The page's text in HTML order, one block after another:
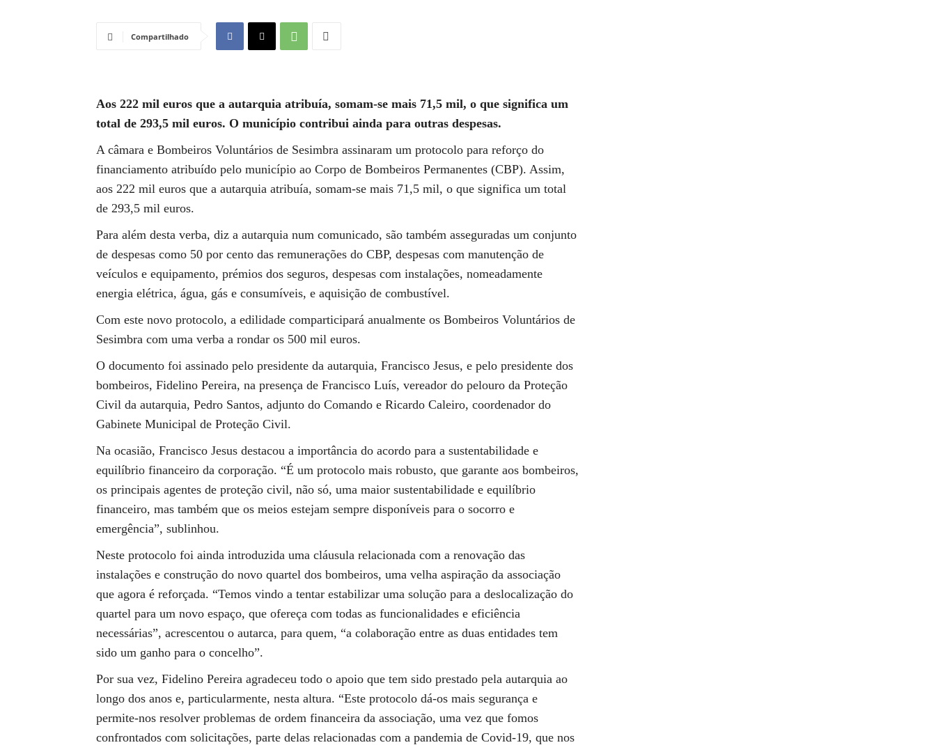
Compartilhado
Aos 222 mil euros que a autarquia atribuía, somam-se mais 71,5 mil, o que significa um
total de 293,5 mil euros. O município contribui ainda para outras despesas.
A câmara e Bombeiros Voluntários de Sesimbra assinaram um protocolo para reforço do
financiamento atribuído pelo município ao Corpo de Bombeiros Permanentes (CBP). Assim,
aos 222 mil euros que a autarquia atribuía, somam-se mais 71,5 mil, o que significa um total
de 293,5 mil euros.
Para além desta verba, diz a autarquia num comunicado, são também asseguradas um conjunto
de despesas como 50 por cento das remunerações do CBP, despesas com manutenção de
veículos e equipamento, prémios dos seguros, despesas com instalações, nomeadamente
energia elétrica, água, gás e consumíveis, e aquisição de combustível.
Com este novo protocolo, a edilidade comparticipará anualmente os Bombeiros Voluntários de
Sesimbra com uma verba a rondar os 500 mil euros.
O documento foi assinado pelo presidente da autarquia, Francisco Jesus, e pelo presidente dos
bombeiros, Fidelino Pereira, na presença de Francisco Luís, vereador do pelouro da Proteção
Civil da autarquia, Pedro Santos, adjunto do Comando e Ricardo Caleiro, coordenador do
Gabinete Municipal de Proteção Civil.
Na ocasião, Francisco Jesus destacou a importância do acordo para a sustentabilidade e
equilíbrio financeiro da corporação. “É um protocolo mais robusto, que garante aos bombeiros,
os principais agentes de proteção civil, não só, uma maior sustentabilidade e equilíbrio
financeiro, mas também que os meios estejam sempre disponíveis para o socorro e
emergência”, sublinhou.
Neste protocolo foi ainda introduzida uma cláusula relacionada com a renovação das
instalações e construção do novo quartel dos bombeiros, uma velha aspiração da associação
que agora é reforçada. “Temos vindo a tentar estabilizar uma solução para a deslocalização do
quartel para um novo espaço, que ofereça com todas as funcionalidades e eficiência
necessárias”, acrescentou o autarca, para quem, “a colaboração entre as duas entidades tem
sido um ganho para o concelho”.
Por sua vez, Fidelino Pereira agradeceu todo o apoio que tem sido prestado pela autarquia ao
longo dos anos e, particularmente, nesta altura. “Este protocolo dá-os mais segurança e
permite-nos resolver problemas de ordem financeira da associação, uma vez que fomos
confrontados com solicitações, parte delas relacionadas com a pandemia de Covid-19, que nos